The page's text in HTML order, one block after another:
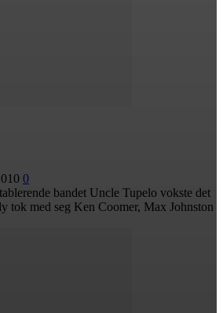
0
bandet Uncle Tupelo vokste det
tok med seg Ken Coomer, Max Johnston